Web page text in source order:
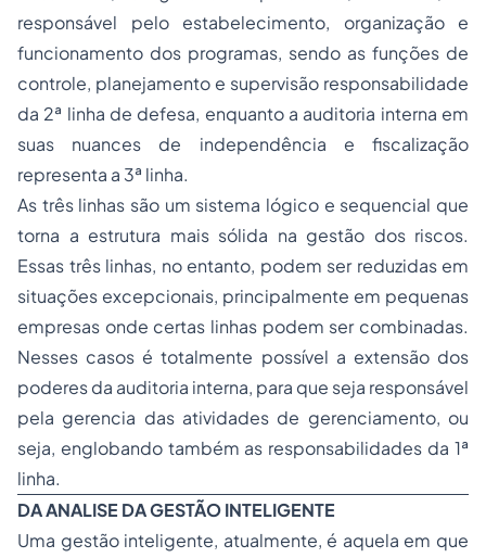
responsável pelo estabelecimento, organização e
funcionamento dos programas, sendo as funções de
controle, planejamento e supervisão responsabilidade
da 2ª linha de defesa, enquanto a auditoria interna em
suas nuances de independência e fiscalização
representa a 3ª linha.
As três linhas são um sistema lógico e sequencial que
torna a estrutura mais sólida na gestão dos riscos.
Essas três linhas, no entanto, podem ser reduzidas em
situações excepcionais, principalmente em pequenas
empresas onde certas linhas podem ser combinadas.
Nesses casos é totalmente possível a extensão dos
poderes da auditoria interna, para que seja responsável
pela gerencia das atividades de gerenciamento, ou
seja, englobando também as responsabilidades da 1ª
linha.
DA ANALISE DA GESTÃO INTELIGENTE
Uma gestão inteligente, atualmente, é aquela em que